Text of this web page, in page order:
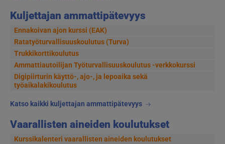
Kuljettajan ammattipätevyys
Ennakoivan ajon kurssi (EAK)
Ratatyöturvallisuuskoulutus (Turva)
Trukkikorttikoulutus
Ammattiautoilijan Työturvallisuuskoulutus -verkkokurssi
Digipiirturin käyttö-, ajo-, ja lepoaika sekä
työaikalakikoulutus
Katso kaikki kuljettajan ammattipätevyys
Vaarallisten aineiden koulutukset
Kurssikalenteri vaarallisten aineiden koulutukset